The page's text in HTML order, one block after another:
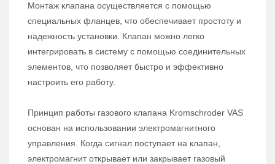
Монтаж клапана осуществляется с помощью
специальных фланцев, что обеспечивает простоту и
надежность установки. Клапан можно легко
интегрировать в систему с помощью соединительных
элементов, что позволяет быстро и эффективно
настроить его работу.
Принцип работы газового клапана Kromschroder VAS
основан на использовании электромагнитного
управления. Когда сигнал поступает на клапан,
электромагнит открывает или закрывает газовый